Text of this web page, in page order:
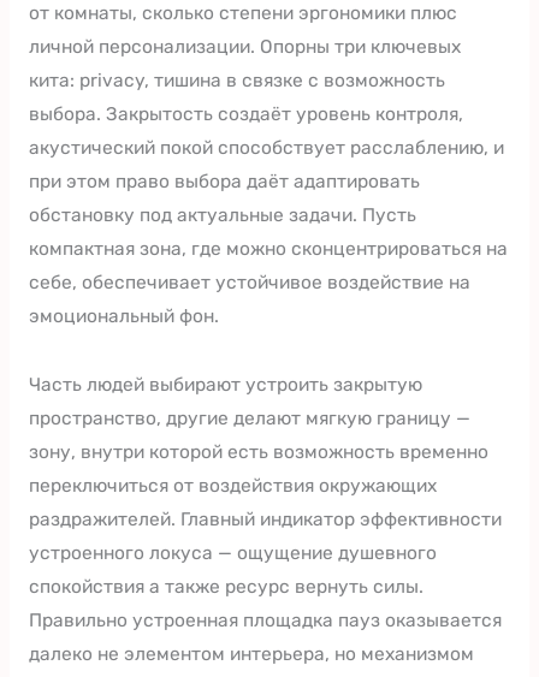
от комнаты, сколько степени эргономики плюс
личной персонализации. Опорны три ключевых
кита: privacy, тишина в связке с возможность
выбора. Закрытость создаёт уровень контроля,
акустический покой способствует расслаблению, и
при этом право выбора даёт адаптировать
обстановку под актуальные задачи. Пусть
компактная зона, где можно сконцентрироваться на
себе, обеспечивает устойчивое воздействие на
эмоциональный фон.
Часть людей выбирают устроить закрытую
пространство, другие делают мягкую границу —
зону, внутри которой есть возможность временно
переключиться от воздействия окружающих
раздражителей. Главный индикатор эффективности
устроенного локуса — ощущение душевного
спокойствия а также ресурс вернуть силы.
Правильно устроенная площадка пауз оказывается
далеко не элементом интерьера, но механизмом